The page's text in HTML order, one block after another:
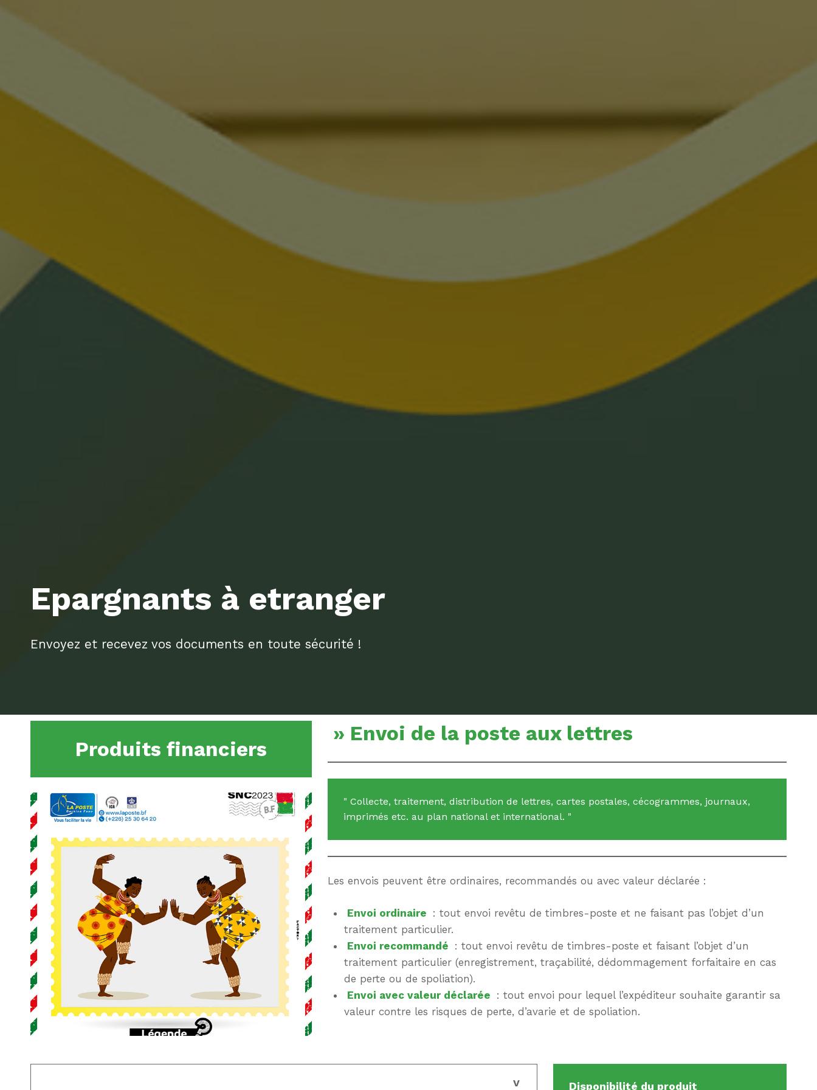
Epargnants à etranger
Envoyez et recevez vos documents en toute sécurité !
Produits financiers
» Envoi de la poste aux lettres
Collecte, traitement, distribution de lettres, cartes postales, cécogrammes, journaux,
imprimés etc. au plan national et international.
Les envois peuvent être ordinaires, recommandés ou avec valeur déclarée :
Envoi ordinaire : tout envoi revêtu de timbres-poste et ne faisant pas l’objet d’un
traitement particulier.
Envoi recommandé : tout envoi revêtu de timbres-poste et faisant l’objet d’un
traitement particulier (enregistrement, traçabilité, dédommagement forfaitaire en cas
de perte ou de spoliation).
Envoi avec valeur déclarée : tout envoi pour lequel l’expéditeur souhaite garantir sa
valeur contre les risques de perte, d’avarie et de spoliation.
V
Disponibilité du produit